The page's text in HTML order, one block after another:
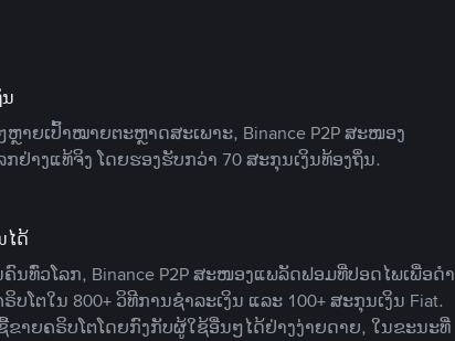
າຍເປົ້າໝາຍຕະຫຼາດສະເພາະ, Binance P2P ສະໜອງ
ຢ່າງແທ້ຈິງ ໂດຍຮອງຮັບກວ່າ 70 ສະກຸນເງິນທ້ອງຖິ່ນ.
ໄດ້
ນທົ່ວໂລກ, Binance P2P ສະໜອງແພລັດຟອມທີ່ປອດໄພເພື່ອດໍາ
ໂຕໃນ 800+ ວິທີການຊໍາລະເງິນ ແລະ 100+ ສະກຸນເງິນ Fiat.
າຍຄຣິບໂຕໂດຍກົງກັບຜູ້ໃຊ້ອື່ນໆໄດ້ຢ່າງງ່າຍດາຍ, ໃນຂະນະທີ່